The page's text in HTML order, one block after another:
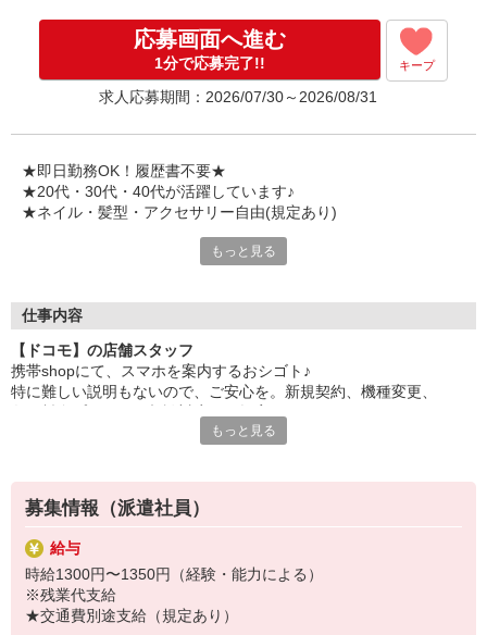
入社祝い金10万円支給(規定有)
お友達を紹介頂くと,
インセンティブ支給(規定有)
゜・。○。・゜+゜・。○。・゜+゜
応募画面へ進む
1分で応募完了!! キープ
求人応募期間：2026/07/30～2026/08/31
★即日勤務OK！履歴書不要★
★20代・30代・40代が活躍しています♪
★ネイル・髪型・アクセサリー自由(規定あり)
各キャリアの新機種が特別価格で購入OK！！
特別割引価格でご利用可能☆
お得に過ごしたいあなたの味方です♪
【選べるお仕事いろいろ】
事務、経理、データ入力、コールセンター、受付
▼工場・製造・軽作業系
機械/食品製造・梱包・仕分け・加工・組立・検査
▼美容系
眉毛サロンのアイブロウ・ネイリスト・エステ
▼営業・販売
法人営業・アパレル販売・個別指導塾・人材紹介
▼人気案件も多数♪
もっと見る
仕事内容
【ドコモ】の店舗スタッフ
携帯shopにて、スマホを案内するおシゴト♪
特に難しい説明もないので、ご安心を。新規契約、機種変更、
満足度◎
■携帯やインターネット販売業務
docomo(ドコモ)/au(エーユー)・KDDI/softbank(ソフトバンク)など
の大手キャリアから
ワイモバイル(Y!mobille)、楽天モバイル、UQなど格安スマホまで幅
広く紹介可能♪
もっと見る
募集情報（派遣社員）
給与
時給1300円〜1350円（経験・能力による）
※残業代支給
★交通費別途支給（規定あり）